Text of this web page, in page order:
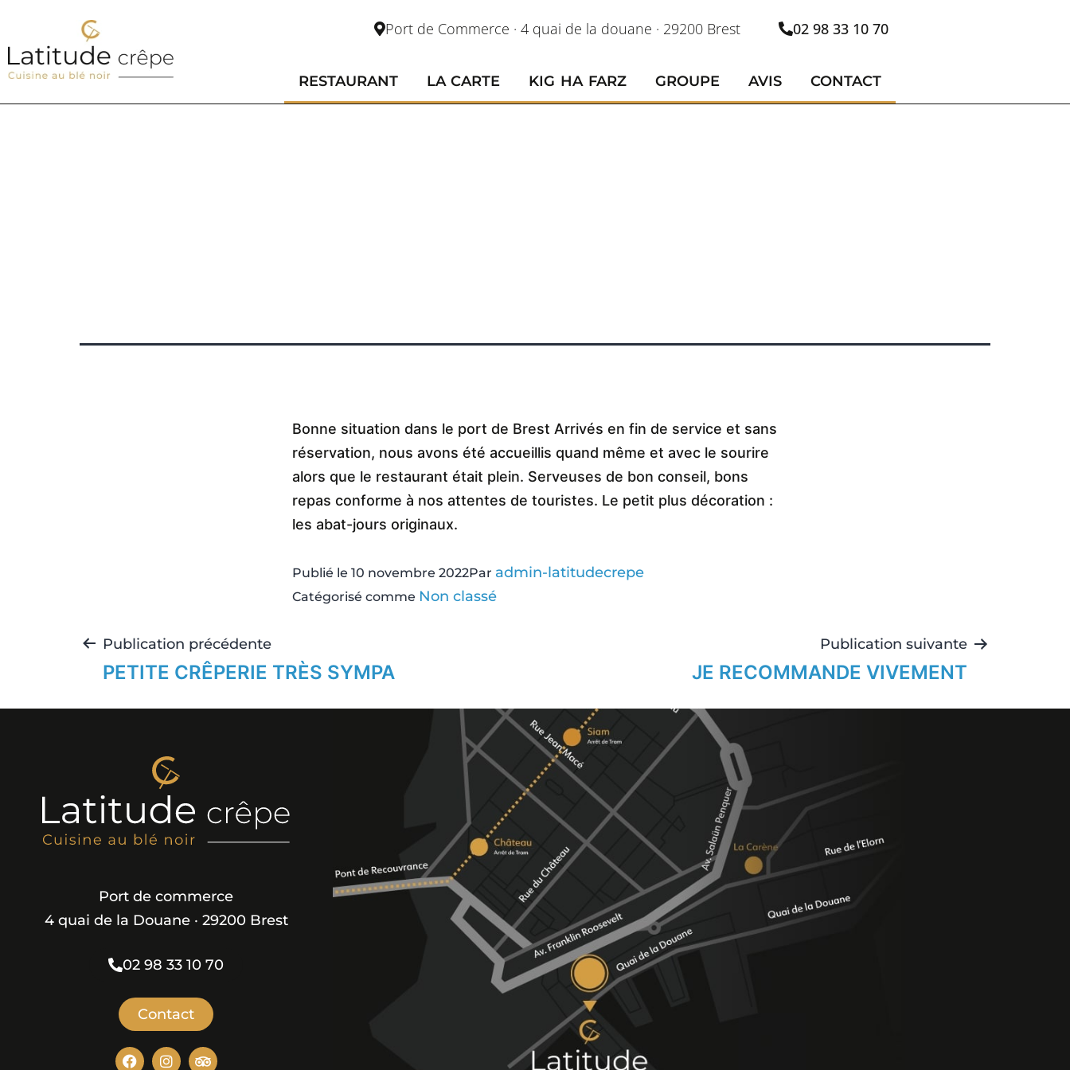
Port de Commerce · 4 quai de la douane · 29200 Brest 02 98 33 10 70
RESTAURANT LA CARTE KIG HA FARZ GROUPE AVIS CONTACT
Bonne situation dans le port de Brest Arrivés en fin de service et sans
réservation, nous avons été accueillis quand même et avec le sourire
alors que le restaurant était plein. Serveuses de bon conseil, bons
repas conforme à nos attentes de touristes. Le petit plus décoration :
les abat-jours originaux.
Publié le 10 novembre 2022Par admin-latitudecrepe
Catégorisé comme Non classé
Publication précédente
PETITE CRÊPERIE TRÈS SYMPA
Publication suivante
JE RECOMMANDE VIVEMENT
Port de commerce
4 quai de la Douane · 29200 Brest
02 98 33 10 70
Contact